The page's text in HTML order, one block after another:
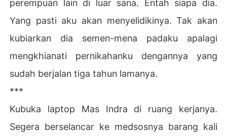
perempuan lain di luar sana. Entah siapa dia.
Yang pasti aku akan menyelidikinya. Tak akan
kubiarkan dia semen-mena padaku apalagi
mengkhianati pernikahanku dengannya yang
sudah berjalan tiga tahun lamanya.
***
Kubuka laptop Mas Indra di ruang kerjanya.
Segera berselancar ke medsosnya barang kali